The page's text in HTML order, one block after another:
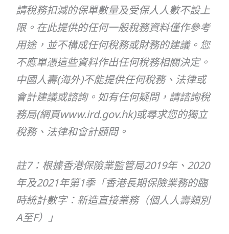
請稅務扣減的保單數量及受保人人數不設上
限。在此提供的任何一般稅務資料僅作參考
用途，並不構成任何稅務或財務的建議。您
不應單憑這些資料作出任何稅務相關決定。
中國人壽(海外)不能提供任何稅務、法律或
會計建議或諮詢。如有任何疑問，請諮詢稅
務局(網頁www.ird.gov.hk)或尋求您的獨立
稅務、法律和會計顧問。
註7：根據香港保險業監管局2019年、2020
年及2021年第1季「香港長期保險業務的臨
時統計數字：新造直接業務（個人人壽類別
A至F）」